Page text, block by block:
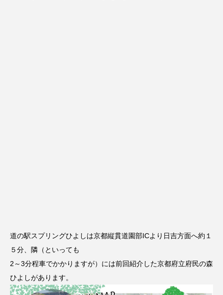
道の駅スプリングひよしは京都縦貫道園部ICより日吉方面へ約１
５分、隣（といっても
2～3分程車でかかりますが）には前回紹介した京都府立府民の森
ひよしがあります。